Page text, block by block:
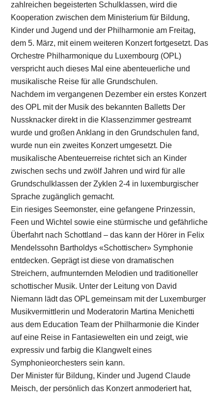
zahlreichen begeisterten Schulklassen, wird die
Kooperation zwischen dem Ministerium für Bildung,
Kinder und Jugend und der Philharmonie am Freitag,
dem 5. März, mit einem weiteren Konzert fortgesetzt. Das
Orchestre Philharmonique du Luxembourg (OPL)
verspricht auch dieses Mal eine abenteuerliche und
musikalische Reise für alle Grundschulen.
Nachdem im vergangenen Dezember ein erstes Konzert
des OPL mit der Musik des bekannten Balletts Der
Nussknacker direkt in die Klassenzimmer gestreamt
wurde und großen Anklang in den Grundschulen fand,
wurde nun ein zweites Konzert umgesetzt. Die
musikalische Abenteuerreise richtet sich an Kinder
zwischen sechs und zwölf Jahren und wird für alle
Grundschulklassen der Zyklen 2-4 in luxemburgischer
Sprache zugänglich gemacht.
Ein riesiges Seemonster, eine gefangene Prinzessin,
Feen und Wichtel sowie eine stürmische und gefährliche
Überfahrt nach Schottland – das kann der Hörer in Felix
Mendelssohn Bartholdys «Schottischer» Symphonie
entdecken. Geprägt ist diese von dramatischen
Streichern, aufmunternden Melodien und traditioneller
schottischer Musik. Unter der Leitung von David
Niemann lädt das OPL gemeinsam mit der Luxemburger
Musikvermittlerin und Moderatorin Martina Menichetti
aus dem Education Team der Philharmonie die Kinder
auf eine Reise in Fantasiewelten ein und zeigt, wie
expressiv und farbig die Klangwelt eines
Symphonieorchesters sein kann.
Der Minister für Bildung, Kinder und Jugend Claude
Meisch, der persönlich das Konzert anmoderiert hat,